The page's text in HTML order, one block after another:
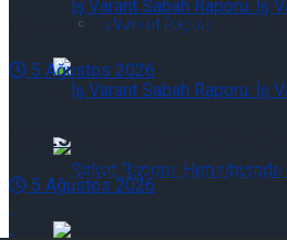
İş Varant Raporu: İş Varant
İş Varant Raporu
İş Varant Raporu: İş Varant
Açıklanan Kar
5 Ağustos 2026
ASELS.IS: Aselsan 2Ç26
5 Ağustos 2026